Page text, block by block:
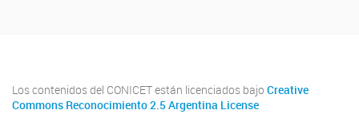
Los contenidos del CONICET están licenciados bajo Creative
Commons Reconocimiento 2.5 Argentina License